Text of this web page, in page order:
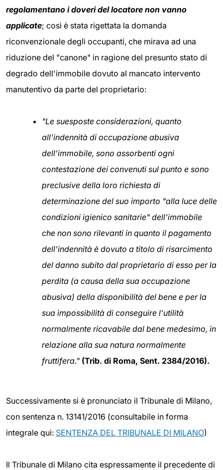
regolamentano i doveri del locatore non vanno
applicate; così è stata rigettata la domanda
riconvenzionale degli occupanti, che mirava ad una
riduzione del "canone" in ragione del presunto stato di
degrado dell'immobile dovuto al mancato intervento
manutentivo da parte del proprietario:
"Le suesposte considerazioni, quanto
all'indennità di occupazione abusiva
dell'immobile, sono assorbenti ogni
contestazione dei convenuti sul punto e sono
preclusive della loro richiesta di
determinazione del suo importo "alla luce delle
condizioni igienico sanitarie" dell'immobile
che non sono rilevanti in quanto il pagamento
dell'indennità è dovuto a titolo di risarcimento
del danno subito dal proprietario di esso per la
perdita (a causa della sua occupazione
abusiva) della disponibilità del bene e per la
sua impossibilità di conseguire l'utilità
normalmente ricavabile dal bene medesimo, in
relazione alla sua natura normalmente
fruttifera." (Trib. di Roma, Sent. 2384/2016).
Successivamente si è pronunciato il Tribunale di Milano,
con sentenza n. 13141/2016 (consultabile in forma
integrale qui: SENTENZA DEL TRIBUNALE DI MILANO)
Il Tribunale di Milano cita espressamente il precedente di